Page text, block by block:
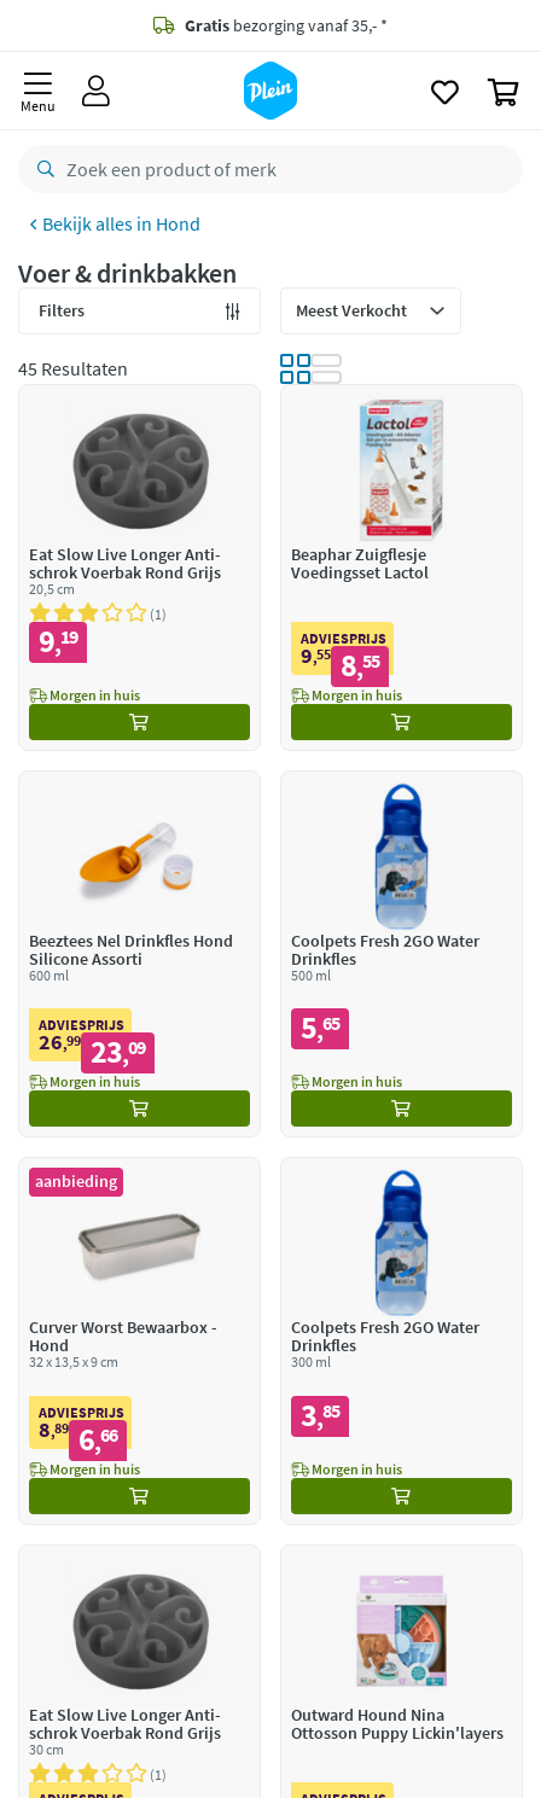
Gratis bezorging vanaf 35,- *
Bestelling uiterlijkmaandag
retourneren
Betaal met Klarna
Menu
Hond
Voer & drinkbakken
Filters
45 Resultaten
Eat Slow Live Longer Anti-
schrok Voerbak Rond Grijs
20,5 cm
1
9,19
Morgen in huis
Beaphar Zuigflesje
Voedingsset Lactol
ADVIESPRIJS
9,55 8,55
Morgen in huis
Beeztees Nel Drinkfles Hond
Silicone Assorti
600 ml
ADVIESPRIJS
26,99 23,09
Morgen in huis
Coolpets Fresh 2GO Water
Drinkfles
500 ml
5,65
Morgen in huis
aanbieding
Curver Worst Bewaarbox -
Hond
32 x 13,5 x 9 cm
ADVIESPRIJS
8,89 6,66
Morgen in huis
Coolpets Fresh 2GO Water
Drinkfles
300 ml
3,85
Morgen in huis
Eat Slow Live Longer Anti-
schrok Voerbak Rond Grijs
30 cm
1
Outward Hound Nina
Ottosson Puppy Lickin'layers